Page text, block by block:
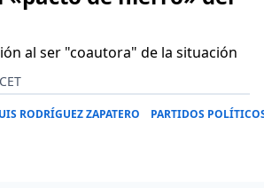
al ser "coautora" de la situación
RODRÍGUEZ ZAPATERO PARTIDOS